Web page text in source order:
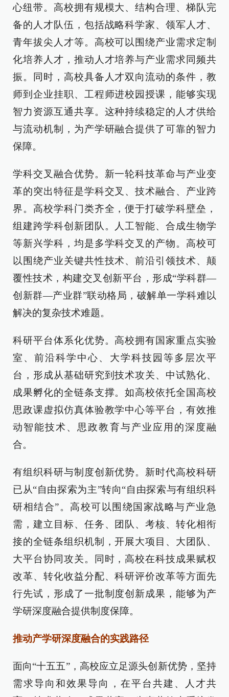
心纽带。高校拥有规模大、结构合理、梯队完
备的人才队伍，包括战略科学家、领军人才、
青年拔尖人才等。高校可以围绕产业需求定制
化培养人才，推动人才培养与产业需求同频共
振。同时，高校具备人才双向流动的条件，教
师到企业挂职、工程师进校园授课，能够实现
智力资源互通共享。这种持续稳定的人才供给
与流动机制，为产学研融合提供了可靠的智力
保障。
学科交叉融合优势。新一轮科技革命与产业变
革的突出特征是学科交叉、技术融合、产业跨
界。高校学科门类齐全，便于打破学科壁垒，
组建跨学科创新团队。人工智能、合成生物学
等新兴学科，均是多学科交叉的产物。高校可
以围绕产业关键共性技术、前沿引领技术、颠
覆性技术，构建交叉创新平台，形成“学科群—
创新群—产业群”联动格局，破解单一学科难以
解决的复杂技术难题。
科研平台体系化优势。高校拥有国家重点实验
室、前沿科学中心、大学科技园等多层次平
台，形成从基础研究到技术攻关、中试熟化、
成果孵化的全链条支撑。如高校依托全国高校
思政课虚拟仿真体验教学中心等平台，有效推
动智能技术、思政教育与产业应用的深度融
合。
有组织科研与制度创新优势。新时代高校科研
已从“自由探索为主”转向“自由探索与有组织科
研相结合”。高校可以围绕国家战略与产业急
需，建立目标、任务、团队、考核、转化相衔
接的全链条组织机制，开展大项目、大团队、
大平台协同攻关。同时，高校在科技成果赋权
改革、转化收益分配、科研评价改革等方面先
行先试，形成了一批制度创新成果，能够为产
学研深度融合提供制度保障。
推动产学研深度融合的实践路径
面向“十五五”，高校应立足源头创新优势，坚持
需求导向和效果导向，在平台共建、人才共